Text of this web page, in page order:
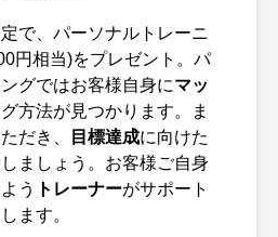
で、パーソナルトレーニ
円相当)をプレゼント。パ
グではお客様自身にマッ
方法が見つかります。ま
だき、
目標達成に向けた
ましょう。お客様ご自身
う
トレーナーがサポート
します。